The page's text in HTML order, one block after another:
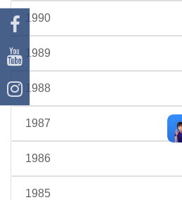
1990
1989
1988
1987
1986
1985